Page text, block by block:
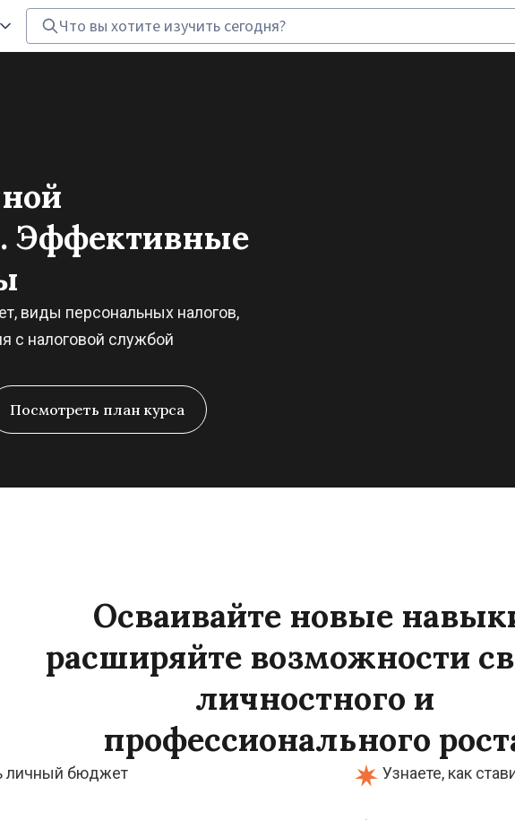
Эффективные
виды персональных налогов,
с налоговой службой
Посмотреть план курса
Осваивайте новые
расширяйте возможности
личностного и
профессионального
личный бюджет Узнаете, как